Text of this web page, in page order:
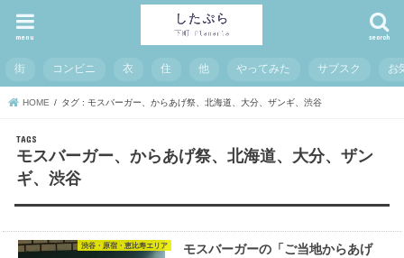
search
menu
街 コンビニ 衣 住 他 やってみた サブスク お
HOME タグ : モスバーガー、からあげ祭、北海道、大分、ザンギ、渋谷
モスバーガー、からあげ祭、北海道、大分、ザン
ギ、渋谷
渋谷・原宿・恵比寿エリア
モスバーガーの「ご当地からあげ